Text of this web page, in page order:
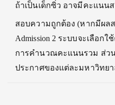
ถ้าเป็นเด็กซิ่ว อาจมีคะแนนส
สอบความถูกต้อง (หากมีผล
Admission 2 ระบบจะเลือ
การคำนวณคะแนนรวม ส่วน
ประกาศของแต่ละมหาวิทยา